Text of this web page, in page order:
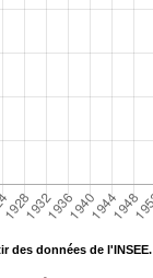
des données de l'INSEE.